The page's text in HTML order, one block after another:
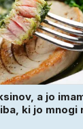
a jo
ki jo mnogi